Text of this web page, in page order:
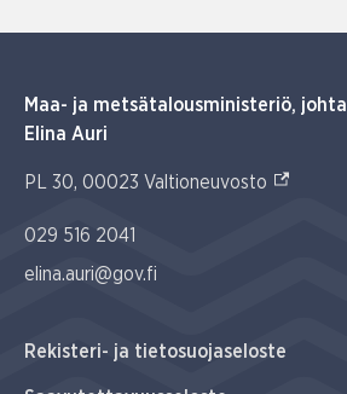
Maa- ja metsätalousministeriö,
Elina Auri
PL 30, 00023 Valtioneuvosto
029 516 2041
elina.auri@gov.fi
Rekisteri- ja tietosuojaseloste